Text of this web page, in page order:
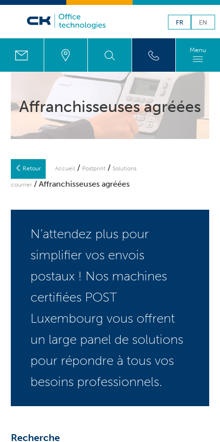
FR EN
Menu
Affranchisseuses agréées
Retour Accueil / Postprint / Solutions
courrier / Affranchisseuses agréées
N’attendez plus pour
simplifier vos envois
postaux ! Nos machines
certifiées POST
Luxembourg vous offrent
un large panel de solutions
pour répondre à tous vos
besoins professionnels.
Recherche